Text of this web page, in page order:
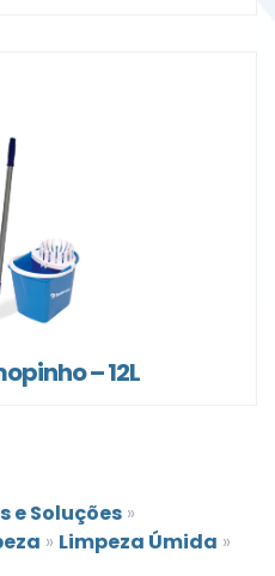
– 12L
e Soluções »
» Limpeza Úmida »